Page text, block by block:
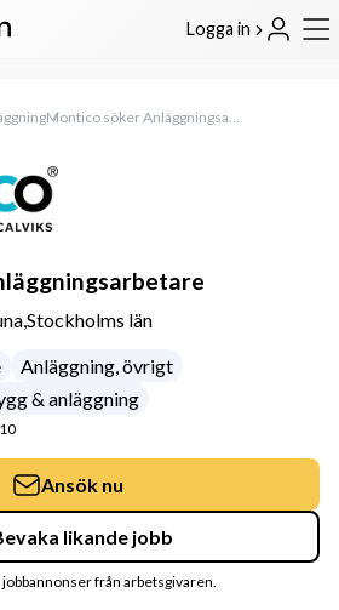
Logga in
Montico söker Anläggningsarbetare
Stockholms län
Anläggning, övrigt
& anläggning
Ansök nu
likande jobb
från arbetsgivaren.